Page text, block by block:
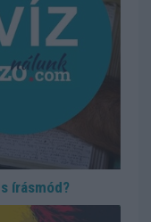
írásmód?